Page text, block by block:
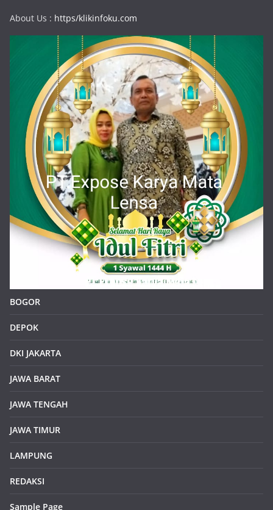
About Us : https/klikinfoku.com
BOGOR
DEPOK
DKI JAKARTA
JAWA BARAT
JAWA TENGAH
JAWA TIMUR
LAMPUNG
REDAKSI
Sample Page